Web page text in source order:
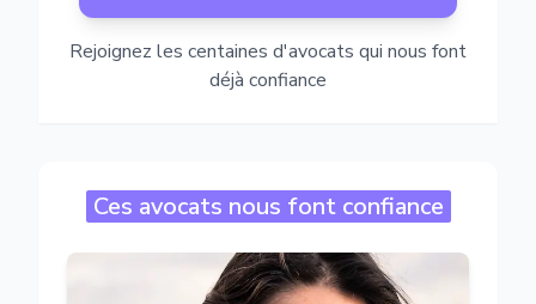
Rejoignez les centaines d'avocats qui nous font
déjà confiance
Ces avocats nous font confiance